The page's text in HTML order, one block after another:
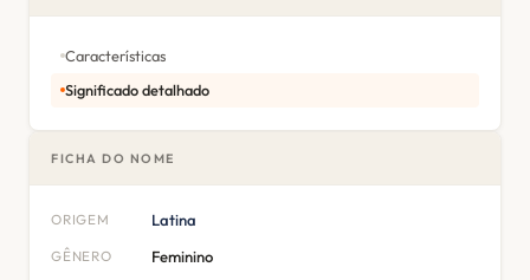
Características
Significado detalhado
FICHA DO NOME
ORIGEM Latina
GÊNERO Feminino